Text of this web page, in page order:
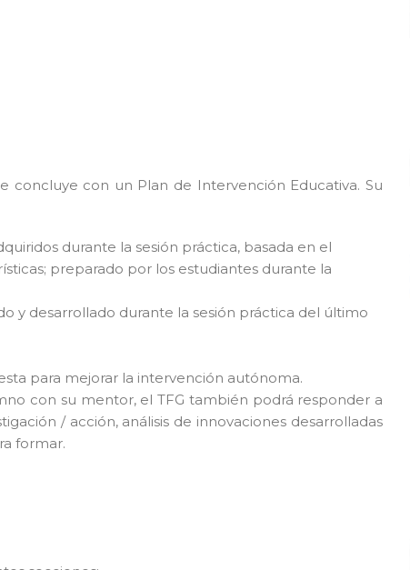
concluye con un Plan de Intervención Educativa. Su
durante la sesión práctica, basada en el
preparado por los estudiantes durante la
y desarrollado durante la sesión práctica del último
para mejorar la intervención autónoma.
con su mentor, el TFG también podrá responder a
/ acción, análisis de innovaciones desarrolladas
formar.